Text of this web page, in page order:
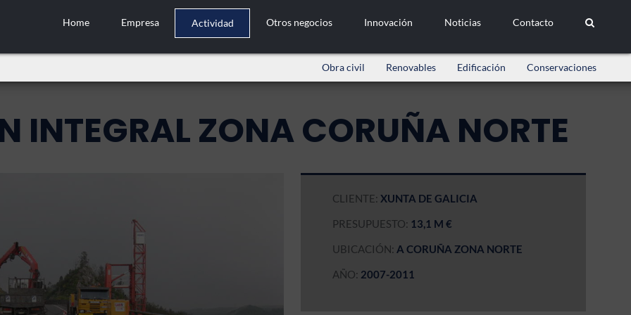
Home Empresa Actividad Otros negocios Innovación Noticias Contacto
Obra civil Renovables Edificación Conservaciones
INTEGRAL ZONA CORUÑA NORTE
CLIENTE:XUNTA DE GALICIA
PRESUPUESTO: 13,1 M €
UBICACIÓN: A CORUÑA ZONA NORTE
AÑO: 2007-2011